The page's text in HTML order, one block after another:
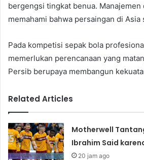
bergengsi tingkat benua. Manajemen
memahami bahwa persaingan di Asia
Pada kompetisi sepak bola
memerlukan perencanaan yang
Persib berupaya membangun
Related Articles
Motherwell
Ibrahim Said
20 jam ago